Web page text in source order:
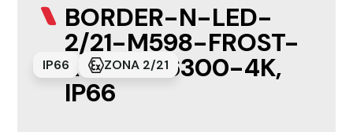
BORDER-N-LED-
2/21-M598-FROST-
R-GLM-6300-4K,
IP66
IP66 ZONA 2/21